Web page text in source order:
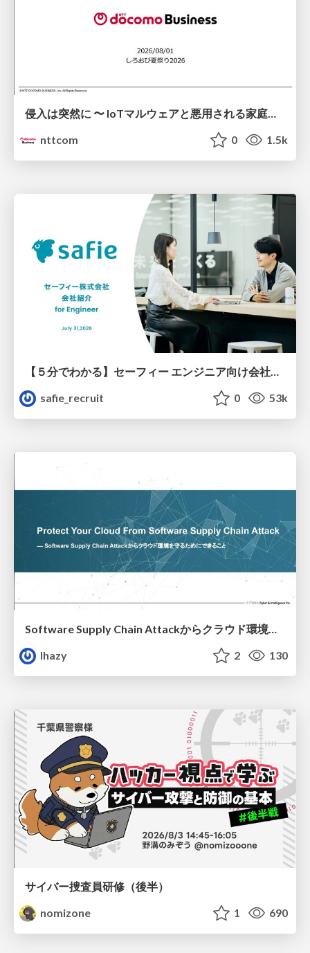
侵入は突然に 〜 IoTマルウェアと悪用される家庭の機器 ～ / When Intrusion Strikes: IoT Malware and the Abuse of Home Devices
nttcom
0 1.5k
safie_recruit
0 53k
Software Supply Chain Attackからクラウド環境を守るためにできること
lhazy
2 130
サイバー捜査員研修（後半）
nomizone
1 690